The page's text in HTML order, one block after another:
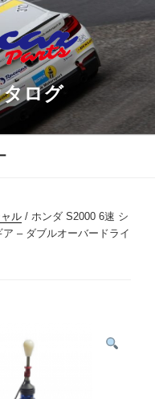
ログ
ル / ホンダ S2000 6速 シ
– ダブルオーバードライ